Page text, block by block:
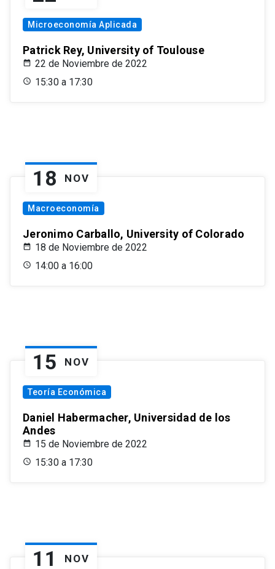
Microeconomía Aplicada
Patrick Rey, University of Toulouse
22 de Noviembre de 2022
15:30 a 17:30
18 NOV
Macroeconomía
Jeronimo Carballo, University of Colorado
18 de Noviembre de 2022
14:00 a 16:00
15 NOV
Teoría Económica
Daniel Habermacher, Universidad de los
Andes
15 de Noviembre de 2022
15:30 a 17:30
11 NOV